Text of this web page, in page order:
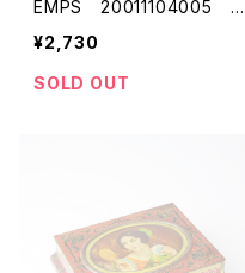
EMPS 20011104005
アンティーク缶 tin缶 紅
茶缶 ビスケット缶 ブリ
キ 雑貨
¥2,730
SOLD OUT